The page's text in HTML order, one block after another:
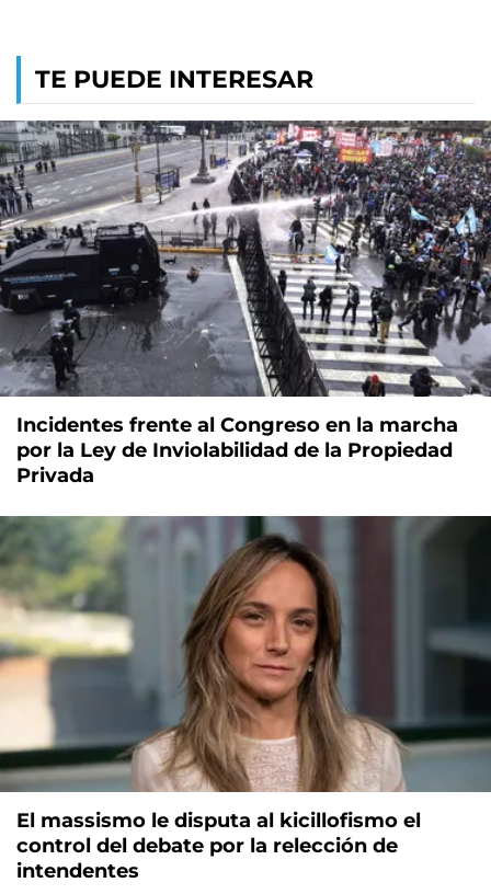
TE PUEDE INTERESAR
Incidentes frente al Congreso en la marcha
por la Ley de Inviolabilidad de la Propiedad
Privada
El massismo le disputa al kicillofismo el
control del debate por la relección de
intendentes